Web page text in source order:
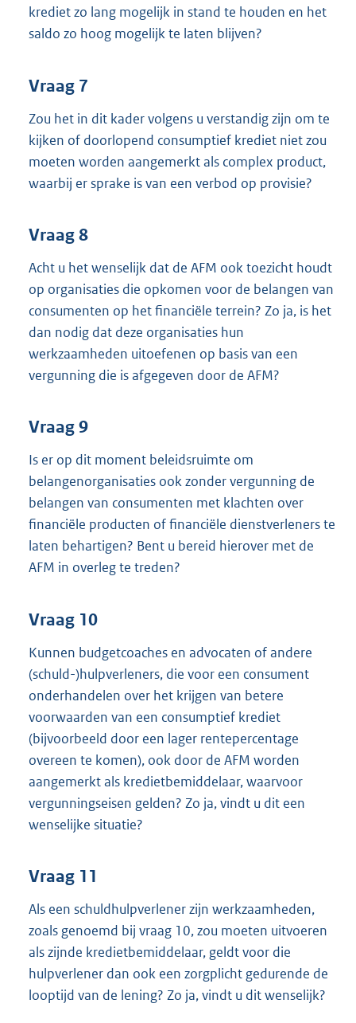
krediet zo lang mogelijk in stand te houden en het
saldo zo hoog mogelijk te laten blijven?
Vraag 7
Zou het in dit kader volgens u verstandig zijn om te
kijken of doorlopend consumptief krediet niet zou
moeten worden aangemerkt als complex product,
waarbij er sprake is van een verbod op provisie?
Vraag 8
Acht u het wenselijk dat de AFM ook toezicht houdt
op organisaties die opkomen voor de belangen van
consumenten op het financiële terrein? Zo ja, is het
dan nodig dat deze organisaties hun
werkzaamheden uitoefenen op basis van een
vergunning die is afgegeven door de AFM?
Vraag 9
Is er op dit moment beleidsruimte om
belangenorganisaties ook zonder vergunning de
belangen van consumenten met klachten over
financiële producten of financiële dienstverleners te
laten behartigen? Bent u bereid hierover met de
AFM in overleg te treden?
Vraag 10
Kunnen budgetcoaches en advocaten of andere
(schuld-)hulpverleners, die voor een consument
onderhandelen over het krijgen van betere
voorwaarden van een consumptief krediet
(bijvoorbeeld door een lager rentepercentage
overeen te komen), ook door de AFM worden
aangemerkt als kredietbemiddelaar, waarvoor
vergunningseisen gelden? Zo ja, vindt u dit een
wenselijke situatie?
Vraag 11
Als een schuldhulpverlener zijn werkzaamheden,
zoals genoemd bij vraag 10, zou moeten uitvoeren
als zijnde kredietbemiddelaar, geldt voor die
hulpverlener dan ook een zorgplicht gedurende de
looptijd van de lening? Zo ja, vindt u dit wenselijk?